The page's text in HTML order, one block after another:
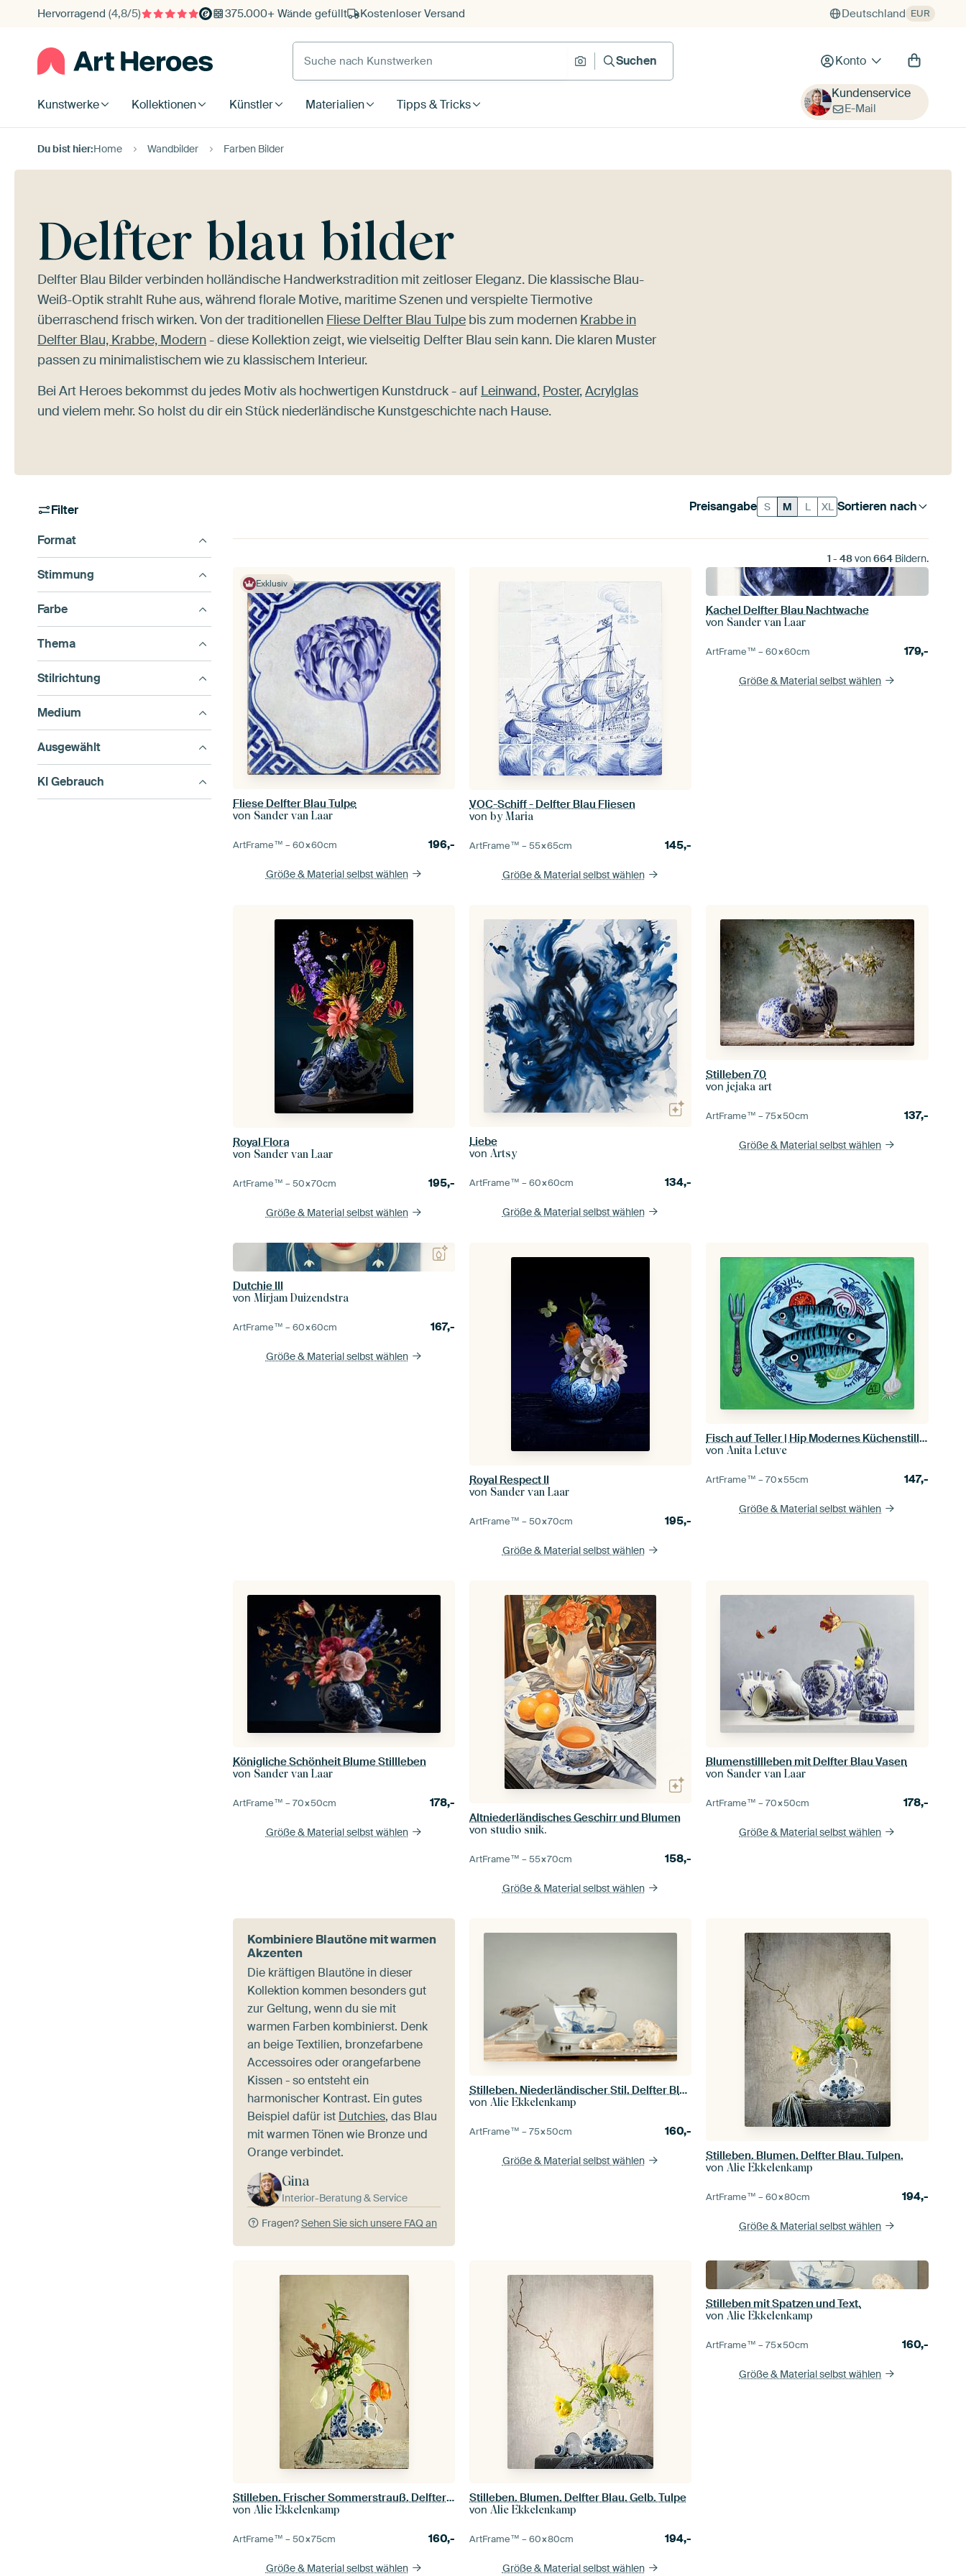
Hervorragend (4,8/5) 375.000+ Wände gefüllt Kostenloser Versand Deutschland EUR
Suche nach Kunstwerken
Suche nach Bild
Suchen Konto
Kunstwerke Kollektionen Künstler Materialien Tipps & Tricks
Kundenservice
E-Mail
Du bist hier:Home Wandbilder Farben Bilder
Delfter blau bilder
Delfter Blau Bilder verbinden holländische Handwerkstradition mit zeitloser Eleganz. Die klassische Blau-
Weiß-Optik strahlt Ruhe aus, während florale Motive, maritime Szenen und verspielte Tiermotive
überraschend frisch wirken. Von der traditionellen Fliese Delfter Blau Tulpe bis zum modernen Krabbe in
Delfter Blau, Krabbe, Modern- diese Kollektion zeigt, wie vielseitig Delfter Blau sein kann. Die klaren Muster
passen zu minimalistischem wie zu klassischem Interieur.
Bei Art Heroes bekommst du jedes Motiv als hochwertigen Kunstdruck - auf Leinwand, Poster,Acrylglas
und vielem mehr. So holst du dir ein Stück niederländische Kunstgeschichte nach Hause.
Filter
Format
Stimmung
Farbe
Thema
Stilrichtung
Medium
Ausgewählt
KI Gebrauch
Sortieren nach
Preisangabe S M L XL
1 - 48von664Bildern.
Exklusiv
Fliese Delfter Blau Tulpe
von Sander van Laar
ArtFrame™ –60×60cm 196,-
Größe & Material selbst wählen
VOC-Schiff - Delfter Blau Fliesen
vonby Maria
ArtFrame™ –55×65cm 145,-
Größe & Material selbst wählen
Kachel Delfter Blau Nachtwache
von Sander van Laar
ArtFrame™ –60×60cm 179,-
Größe & Material selbst wählen
Royal Flora
von Sander van Laar
ArtFrame™ –50×70cm 195,-
Größe & Material selbst wählen
Liebe
vonArtsy
ArtFrame™ –60×60cm 134,-
Größe & Material selbst wählen
Stilleben 70
vonjejaka art
ArtFrame™ –75×50cm 137,-
Größe & Material selbst wählen
Dutchie III
vonMirjam Duizendstra
ArtFrame™ –60×60cm 167,-
Größe & Material selbst wählen
Royal Respect II
von Sander van Laar
ArtFrame™ –50×70cm 195,-
Größe & Material selbst wählen
Fisch auf Teller | Hip Modernes Küchenstillleben mit Delfter Blauem Teller mit Fisch
vonAnita Letuve
ArtFrame™ –70×55cm 147,-
Größe & Material selbst wählen
Königliche Schönheit Blume Stillleben
von Sander van Laar
ArtFrame™ –70×50cm 178,-
Größe & Material selbst wählen
Altniederländisches Geschirr und Blumen
von studio snik.
ArtFrame™ –55×70cm 158,-
Größe & Material selbst wählen
Blumenstillleben mit Delfter Blau Vasen
von Sander van Laar
ArtFrame™ –70×50cm 178,-
Größe & Material selbst wählen
Kombiniere Blautöne mit warmen
Akzenten
Die kräftigen Blautöne in dieser
Kollektion kommen besonders gut
zur Geltung, wenn du sie mit
warmen Farben kombinierst. Denk
an beige Textilien, bronzefarbene
Accessoires oder orangefarbene
Kissen - so entsteht ein
harmonischer Kontrast. Ein gutes
Beispiel dafür ist Dutchies, das Blau
mit warmen Tönen wie Bronze und
Orange verbindet.
Gina
Interior-Beratung & Service
Fragen?Sehen Sie sich unsere FAQ an
Stilleben. Niederländischer Stil. Delfter Blau.
vonAlie Ekkelenkamp
ArtFrame™ –75×50cm 160,-
Größe & Material selbst wählen
Stilleben. Blumen. Delfter Blau. Tulpen.
vonAlie Ekkelenkamp
ArtFrame™ –60×80cm 194,-
Größe & Material selbst wählen
Stilleben. Frischer Sommerstrauß. Delfter Blau.
vonAlie Ekkelenkamp
ArtFrame™ –50×75cm 160,-
Größe & Material selbst wählen
Stilleben. Blumen. Delfter Blau. Gelb. Tulpe
vonAlie Ekkelenkamp
ArtFrame™ –60×80cm 194,-
Größe & Material selbst wählen
Stilleben mit Spatzen und Text.
vonAlie Ekkelenkamp
ArtFrame™ –75×50cm 160,-
Größe & Material selbst wählen